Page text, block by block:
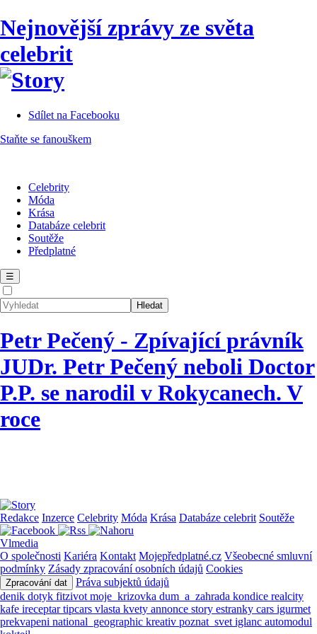
Nejnovější zprávy ze světa
celebrit
Sdílet na Facebooku
Staňte se fanouškem
Celebrity
Móda
Krása
Databáze celebrit
Soutěže
Předplatné
☰
Petr Pečený - Zpívající právník
JUDr. Petr Pečený neboli Doctor
P.P. se narodil v Rokycanech. V
roce
Redakce Inzerce Celebrity Móda Krása Databáze celebrit Soutěže
Vlmedia
O společnosti Kariéra Kontakt Mojepředplatné.cz Všeobecné smluvní
podmínky Zásady zpracování osobních údajů Cookies
Zpracování dat
Práva subjektů údajů
denik dotyk fitzivot moje_krizovka dum_a_zahrada kondice realcity
kafe ireceptartipcars vlasta kvety annonce story estranky cars igurmet
prekvapeni national_geographic kreativ poznat_svet iglanc automodul